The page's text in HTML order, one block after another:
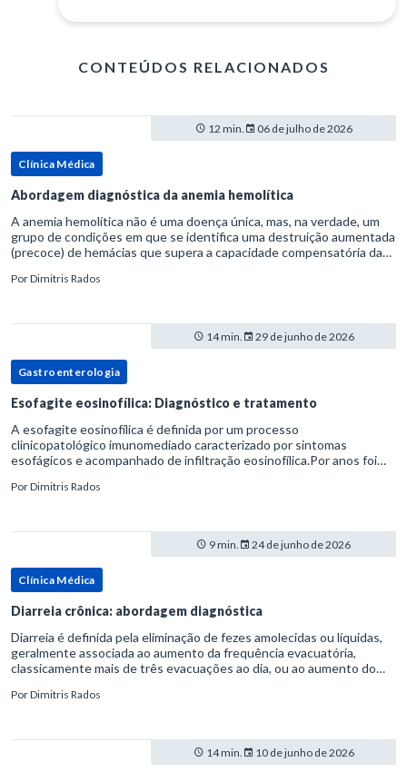
CONTEÚDOS RELACIONADOS
12 min. 06 de julho de 2026
Clínica Médica
Abordagem diagnóstica da anemia hemolítica
A anemia hemolítica não é uma doença única, mas, na verdade, um
grupo de condições em que se identifica uma destruição aumentada
(precoce) de hemácias que supera a capacidade compensatória da
PorDimitris Rados
14 min. 29 de junho de 2026
Gastroenterologia
Esofagite eosinofílica: Diagnóstico e tratamento
A esofagite eosinofílica é definida por um processo
clinicopatológico imunomediado caracterizado por sintomas
esofágicos e acompanhado de infiltração eosinofílica.Por anos foi
refluxo gastr
PorDimitris Rados
9 min. 24 de junho de 2026
Clínica Médica
Diarreia crônica: abordagem diagnóstica
Diarreia é definida pela eliminação de fezes amolecidas ou líquidas,
geralmente associada ao aumento da frequência evacuatória,
classicamente mais de três evacuações ao dia, ou ao aumento do
PorDimitris Rados
14 min. 10 de junho de 2026